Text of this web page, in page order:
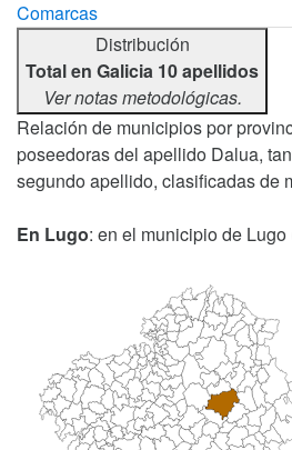
Comarcas
Distribución
Total en Galicia 10 apellidos
Ver notas metodológicas.
Relación de municipios por
poseedoras del apellido Dalua,
segundo apellido, clasificadas de
En Lugo: en el municipio de Lugo